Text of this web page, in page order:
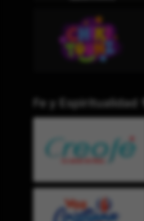
Fe y Espiritualidad ✞